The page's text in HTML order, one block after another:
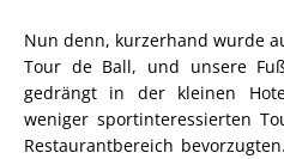
Nun denn, kurzerhand wurde
Tour de Ball, und unsere
gedrängt in der kleinen
weniger sportinteressierten
Restaurantbereich